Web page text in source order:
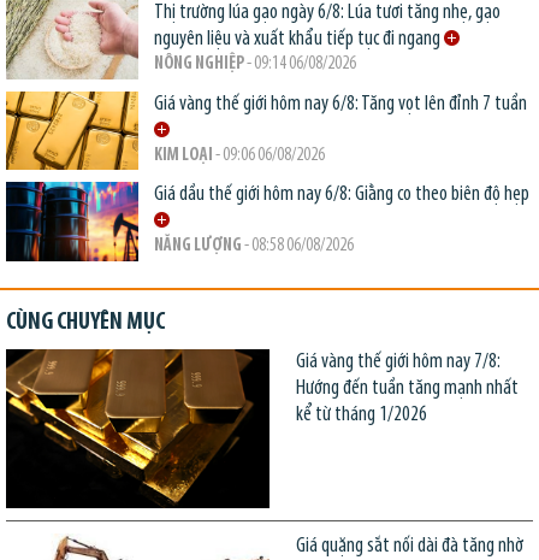
Thị trường lúa gạo ngày 6/8: Lúa tươi tăng nhẹ, gạo
nguyên liệu và xuất khẩu tiếp tục đi ngang
NÔNG NGHIỆP- 09:14 06/08/2026
Giá vàng thế giới hôm nay 6/8: Tăng vọt lên đỉnh 7 tuần
KIM LOẠI - 09:06 06/08/2026
Giá dầu thế giới hôm nay 6/8: Giằng co theo biên độ hẹp
NĂNG LƯỢNG - 08:58 06/08/2026
CÙNG CHUYÊN MỤC
Giá vàng thế giới hôm nay 7/8:
Hướng đến tuần tăng mạnh nhất
kể từ tháng 1/2026
Giá quặng sắt nối dài đà tăng nhờ